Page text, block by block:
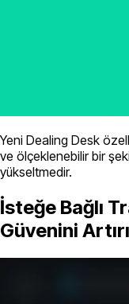
Yeni Dealing Desk
ve ölçeklenebilir bir
yükseltmedir.
İsteğe Bağlı
Güvenini